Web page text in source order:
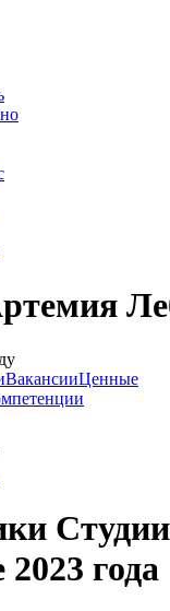
ВакансииЦенные
2023 года